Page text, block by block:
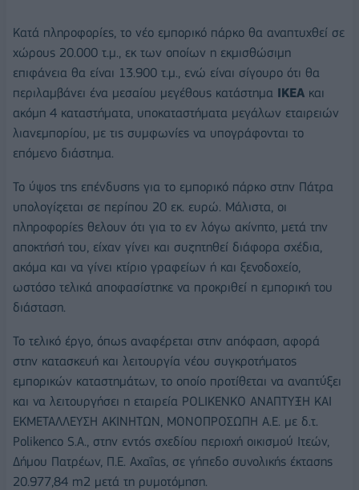
Κατά πληροφορίες, το νέο εμπορικό πάρκο θα αναπτυχθεί σε
χώρους 20.000 τ.μ., εκ των οποίων η εκμισθώσιμη
επιφάνεια θα είναι 13.900 τ.μ., ενώ είναι σίγουρο ότι θα
περιλαμβάνει ένα μεσαίου μεγέθους κατάστημα ΙΚΕΑ και
ακόμη 4 καταστήματα, υποκαταστήματα μεγάλων εταιρειών
λιανεμπορίου, με τις συμφωνίες να υπογράφονται το
επόμενο διάστημα.
Το ύψος της επένδυσης για το εμπορικό πάρκο στην Πάτρα
υπολογίζεται σε περίπου 20 εκ. ευρώ. Μάλιστα, οι
πληροφορίες θελουν ότι για το εν λόγω ακίνητο, μετά την
αποκτήσή του, είχαν γίνει και συζητηθεί διάφορα σχέδια,
ακόμα και να γίνει κτίριο γραφείων ή και ξενοδοχείο,
ωστόσο τελικά αποφασίστηκε να προκριθεί η εμπορική του
διάσταση.
Το τελικό έργο, όπως αναφέρεται στην απόφαση, αφορά
στην κατασκευή και λειτουργία νέου συγκροτήματος
εμπορικών καταστημάτων, το οποίο προτίθεται να αναπτύξει
και να λειτουργήσει η εταιρεία POLIKENKO ΑΝΑΠΤΥΞΗ ΚΑΙ
ΕΚΜΕΤΑΛΛΕΥΣΗ ΑΚΙΝΗΤΩΝ, ΜΟΝΟΠΡΟΣΩΠΗ Α.Ε. με δ.τ.
Polikenco S.A., στην εντός σχεδίου περιοχή οικισμού Ιτεών,
Δήμου Πατρέων, Π.Ε. Αχαΐας, σε γήπεδο συνολικής έκτασης
20.977,84 m2 μετά τη ρυμοτόμηση.